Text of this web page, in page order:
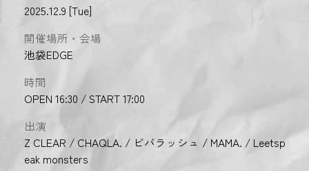
2025.12.9 [Tue]
開催場所・会場
池袋EDGE
時間
OPEN 16:30 / START 17:00
出演
Z CLEAR / CHAQLA. / ビバラッシュ / MAMA. / Leetsp
eak monsters